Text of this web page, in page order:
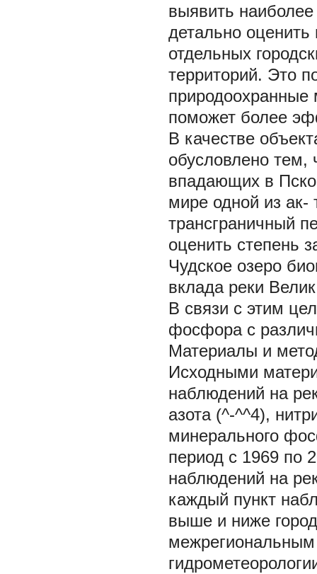
выявить
детально оценить
отдельных
территорий. Это
природоохранные
поможет более
В качестве
обусловлено тем,
впадающих в
мире одной из ак-
трансграничный
оценить степень
Чудское озеро
вклада реки
В связи с этим
фосфора с
Материалы и
Исходными
наблюдений на
азота (^-^^4),
минерального
период с 1969 по
наблюдений на
каждый пункт
выше и ниже